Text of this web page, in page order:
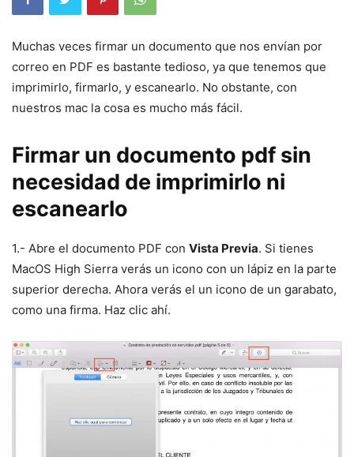
Muchas veces firmar un documento que nos envían por
correo en PDF es bastante tedioso, ya que tenemos que
imprimirlo, firmarlo, y escanearlo. No obstante, con
nuestros mac la cosa es mucho más fácil.
Firmar un documento pdf sin
necesidad de imprimirlo ni
escanearlo
1.- Abre el documento PDF con Vista Previa. Si tienes
MacOS High Sierra verás un icono con un lápiz en la parte
superior derecha. Ahora verás el un icono de un garabato,
como una firma. Haz clic ahí.